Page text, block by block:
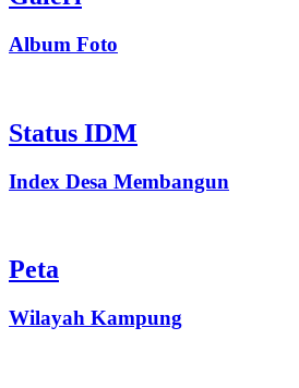
Album Foto
Status IDM
Index Desa Membangun
Peta
Wilayah Kampung